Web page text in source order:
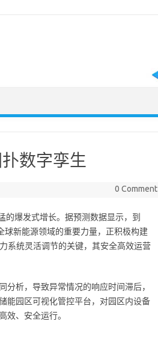
数字孪生
0 Comment
的爆发式增长。据预测数据显示，到
球新能源领域的重要力量，正积极构建
系统灵活调节的关键，其安全高效运营
析，导致异常情况的响应时间滞后，
能园区可视化管控平台，对园区内设备
效、安全运行。